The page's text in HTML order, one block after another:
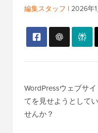
編集スタッフ | 2026年1
WordPressウェブサ
てを見せようとして
せんか？